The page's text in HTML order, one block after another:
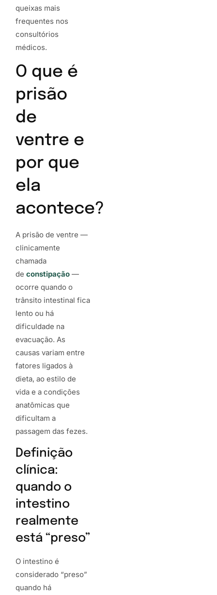
queixas mais
frequentes nos
consultórios
médicos.
O que é
prisão
de
ventre e
por que
ela
acontece?
A prisão de ventre —
clinicamente
chamada
deconstipação —
ocorre quando o
trânsito intestinal fica
lento ou há
dificuldade na
evacuação. As
causas variam entre
fatores ligados à
dieta, ao estilo de
vida e a condições
anatômicas que
dificultam a
passagem das fezes.
Definição
clínica:
quando o
intestino
realmente
está “preso”
O intestino é
considerado “preso”
quando há